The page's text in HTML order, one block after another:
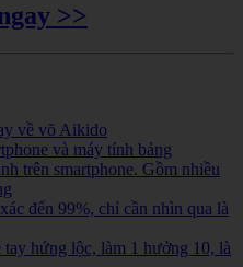
>>
về võ Aikido
và máy tính bảng
trên smartphone. Gồm nhiều
đến 99%, chỉ cần nhìn qua là
hứng lộc, làm 1 hưởng 10, là